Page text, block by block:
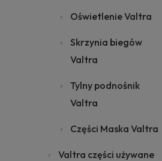
Oświetlenie Valtra
Skrzynia biegów
Valtra
Tylny podnośnik
Valtra
Części Maska Valtra
Valtra części używane